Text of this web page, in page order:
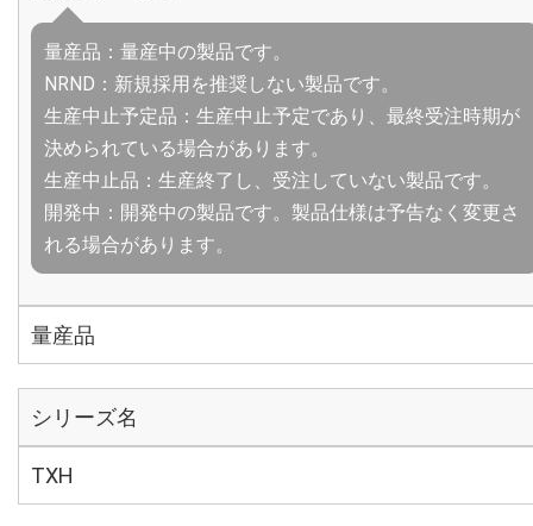
量産品：量産中の製品です。
NRND：新規採用を推奨しない製品です。
生産中止予定品：生産中止予定であり、最終受注時期が
決められている場合があります。
生産中止品：生産終了し、受注していない製品です。
開発中：開発中の製品です。製品仕様は予告なく変更さ
れる場合があります。
量産品
シリーズ名
TXH